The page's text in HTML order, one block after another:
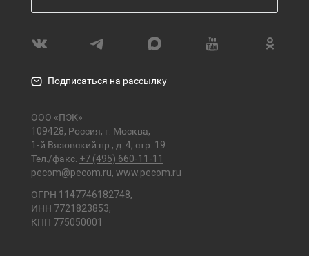
Подписаться на рассылку
ООО «ПЭК»
109428, Россия, г. Москва,
1-й Вязовский пр., д. 4, стр. 19
Тел./факс: +7 (495) 660-11-11
pecom@pecom.ru, www.pecom.ru
ОГРН 1147746182748,
ИНН 7721823853,
КПП 775050001